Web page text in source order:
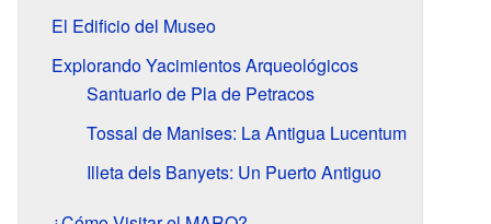
El Edificio del Museo
Explorando Yacimientos Arqueológicos
Santuario de Pla de Petracos
Tossal de Manises: La Antigua Lucentum
Illeta dels Banyets: Un Puerto Antiguo